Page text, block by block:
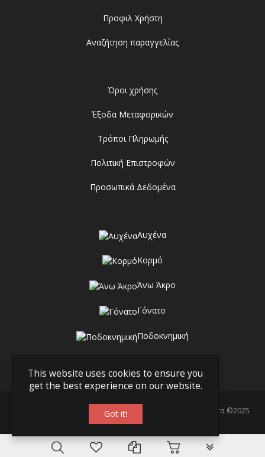
Προφιλ Χρήστη
Αναζήτηση παραγγελίας
Όροι χρήσης
Έξοδα Μεταφορικών
Τρόποι Πληρωμής
Πολιτική Επιστροφών
Προσωπικά Δεδομένα
Αυχένα
Κορμό
Άνω Άκρο
Γόνατο
Ποδοκνημική
Γραμμή Υγείας - Ορθοπεδικά Ανατομικά & Ιατρικά Προϊόντα ©2025
This website uses cookies to ensure you
get the best experience on our website.
Got it!